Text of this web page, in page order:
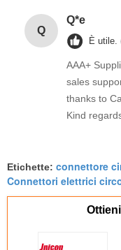
Q
Q*e
È utile.
AAA+
sales
thanks to
Kind
Etichette: connettore
Connettori elettrici